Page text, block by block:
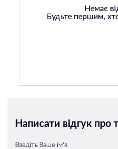
Немає
Будьте першим,
Написати відгук про
Введіть Ваше ім'я